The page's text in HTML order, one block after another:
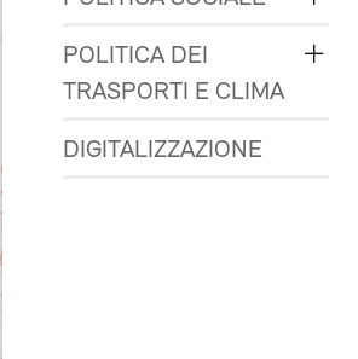
POLITICA DEI
TRASPORTI E CLIMA
DIGITALIZZAZIONE